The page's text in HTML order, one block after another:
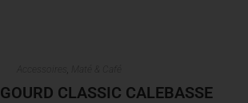
CLASSIC CALEBASSE